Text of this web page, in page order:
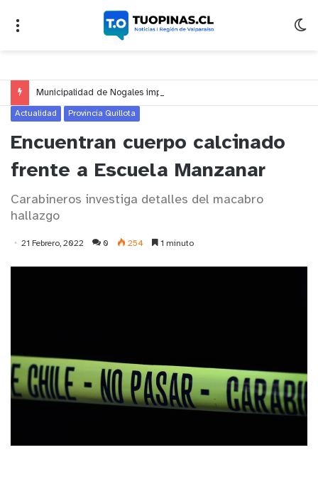
Actualidad Provincia Quillota
Encuentran cuerpo calcinado
frente a Escuela Manzanar
Carabineros investiga detalles del macabro
hallazgo
21 Febrero, 2022 0 254 1 minuto